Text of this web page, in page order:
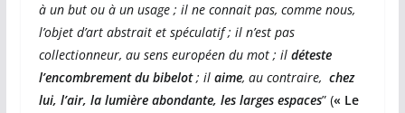
à un but ou à un usage ; il ne connait pas, comme nous,
l’objet d’art abstrait et spéculatif ; il n’est pas
collectionneur, au sens européen du mot ; il déteste
l’encombrement du bibelot; il aime, au contraire, chez
lui, l’air, la lumière abondante, les larges espaces” (« Le